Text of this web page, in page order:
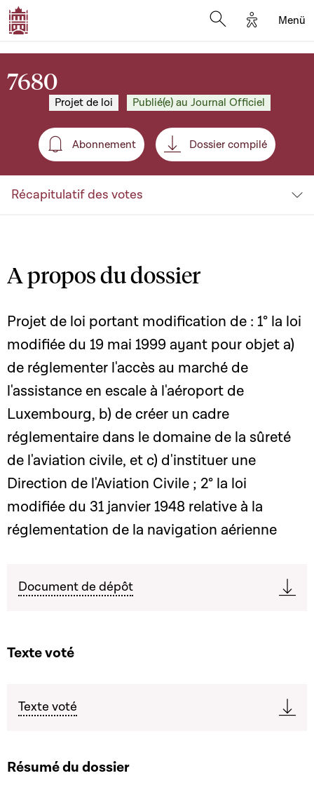
Options
Menü
7680
Projet de loi Publié(e) au Journal Officiel
Abonnement
Abonnement Dossier compilé
Récapitulatif des votes
A propos du dossier
Projet de loi portant modification de : 1° la loi
modifiée du 19 mai 1999 ayant pour objet a)
de réglementer l'accès au marché de
l'assistance en escale à l'aéroport de
Luxembourg, b) de créer un cadre
réglementaire dans le domaine de la sûreté
de l'aviation civile, et c) d'instituer une
Direction de l'Aviation Civile ; 2° la loi
modifiée du 31 janvier 1948 relative à la
réglementation de la navigation aérienne
Document de dépôt
Texte voté
Texte voté
Résumé du dossier